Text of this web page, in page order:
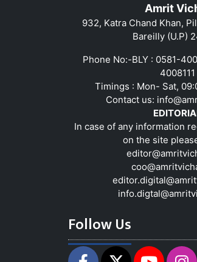
Amrit
932, Katra Chand Khan,
Bareilly (U.P)
Phone No:-BLY : 0581-
4008111
Timings : Mon- Sat,
Contact us:
In case of any information
on the site
Follow Us